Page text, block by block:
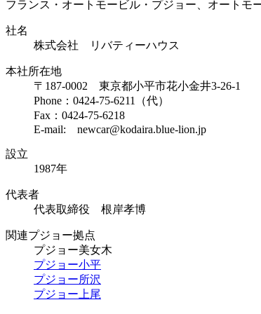
フランス・オートモービル・プジョー、オートモ
社名
株式会社 リバティーハウス
本社所在地
〒187-0002 東京都小平市花小金井3-26-1
Phone：0424-75-6211（代）
Fax：0424-75-6218
E-mail: newcar@kodaira.blue-lion.jp
設立
1987年
代表者
代表取締役 根岸孝博
関連プジョー拠点
プジョー美女木
プジョー小平
プジョー所沢
プジョー上尾